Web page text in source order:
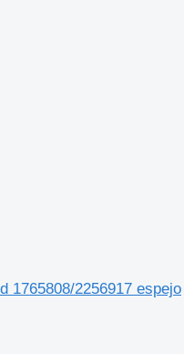
1765808/2256917 espejo